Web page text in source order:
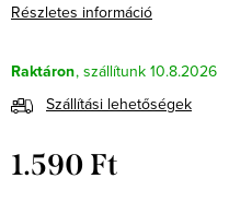
Részletes információ
Raktáron
10.8.2026
Szállítási lehetőségek
1.590 Ft